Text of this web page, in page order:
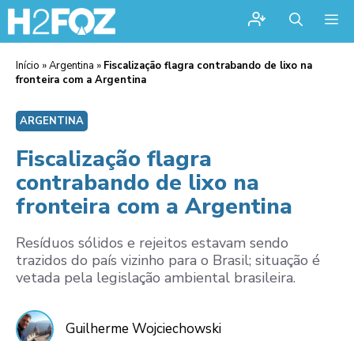
Início »Argentina » Fiscalização flagra contrabando de lixo na
fronteira com a Argentina
ARGENTINA
Fiscalização flagra
contrabando de lixo na
fronteira com a Argentina
Resíduos sólidos e rejeitos estavam sendo
trazidos do país vizinho para o Brasil; situação é
vetada pela legislação ambiental brasileira.
Guilherme Wojciechowski